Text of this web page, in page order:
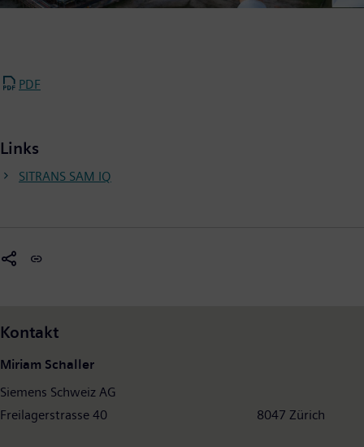
PDF
Links
SITRANS SAM IQ
Kontakt
Miriam Schaller
Siemens Schweiz AG
Freilagerstrasse 40 8047 Zürich